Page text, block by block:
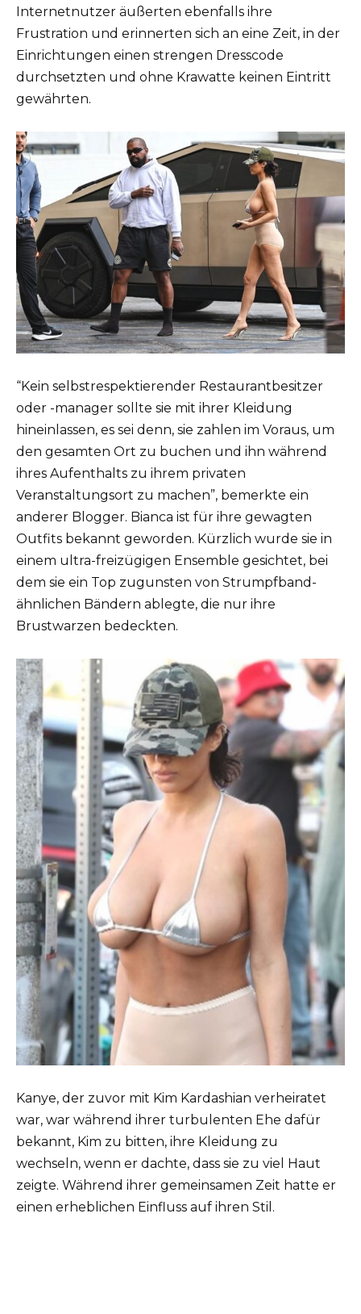
Internetnutzer äußerten ebenfalls ihre
Frustration und erinnerten sich an eine Zeit, in der
Einrichtungen einen strengen Dresscode
durchsetzten und ohne Krawatte keinen Eintritt
gewährten.
“Kein selbstrespektierender Restaurantbesitzer
oder -manager sollte sie mit ihrer Kleidung
hineinlassen, es sei denn, sie zahlen im Voraus, um
den gesamten Ort zu buchen und ihn während
ihres Aufenthalts zu ihrem privaten
Veranstaltungsort zu machen”, bemerkte ein
anderer Blogger. Bianca ist für ihre gewagten
Outfits bekannt geworden. Kürzlich wurde sie in
einem ultra-freizügigen Ensemble gesichtet, bei
dem sie ein Top zugunsten von Strumpfband-
ähnlichen Bändern ablegte, die nur ihre
Brustwarzen bedeckten.
Kanye, der zuvor mit Kim Kardashian verheiratet
war, war während ihrer turbulenten Ehe dafür
bekannt, Kim zu bitten, ihre Kleidung zu
wechseln, wenn er dachte, dass sie zu viel Haut
zeigte. Während ihrer gemeinsamen Zeit hatte er
einen erheblichen Einfluss auf ihren Stil.